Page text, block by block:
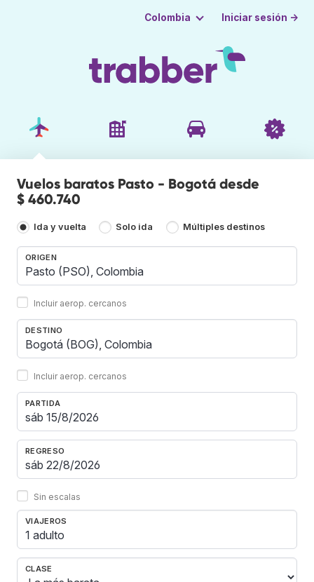
Colombia Iniciar sesión →
Vuelos baratos Pasto - Bogotá desde
$ 460.740
Ida y vuelta Solo ida Múltiples destinos
ORIGEN
Incluir aerop. cercanos
DESTINO
Incluir aerop. cercanos
PARTIDA
REGRESO
Sin escalas
VIAJEROS
1 adulto
CLASE